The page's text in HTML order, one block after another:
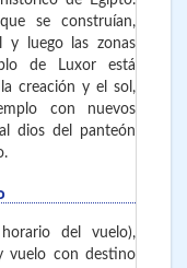
se construían,
y luego las zonas
de Luxor está
creación y el sol,
con nuevos
dios del panteón
del vuelo),
vuelo con destino